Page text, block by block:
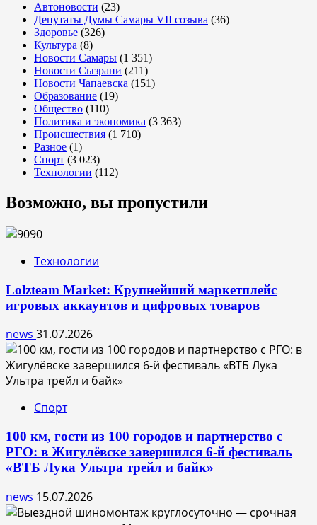
Автоновости (23)
Депутаты Думы Самары VII созыва (36)
Здоровье (326)
Культура (8)
Новости Самары (1 351)
Новости Сызрани (211)
Новости Чапаевска (151)
Образование (19)
Общество (110)
Политика и экономика (3 363)
Происшествия (1 710)
Разное (1)
Спорт (3 023)
Технологии (112)
Возможно, вы пропустили
Технологии
Lolzteam Market: Крупнейший маркетплейс
игровых аккаунтов и цифровых товаров
news 31.07.2026
Спорт
100 км, гости из 100 городов и партнерство с
РГО: в Жигулёвске завершился 6-й фестиваль
«ВТБ Лука Ультра трейл и байк»
news 15.07.2026